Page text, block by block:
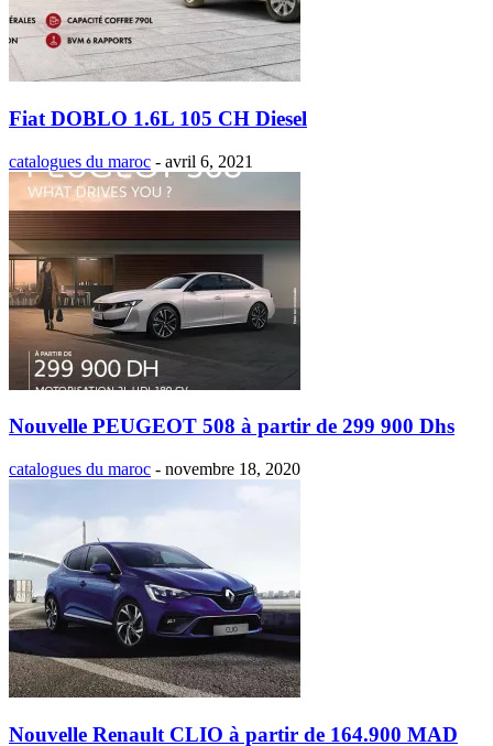
Fiat DOBLO 1.6L 105 CH Diesel
catalogues du maroc - avril 6, 2021
Nouvelle PEUGEOT 508 à partir de 299 900 Dhs
catalogues du maroc - novembre 18, 2020
Nouvelle Renault CLIO à partir de 164.900 MAD